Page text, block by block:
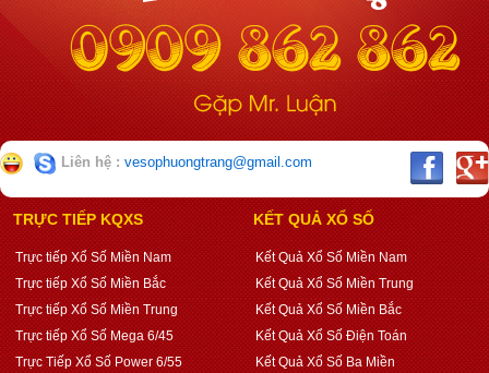
Liên hệ : vesophuongtrang@gmail.com
TRỰC TIẾP KQXS
Trực tiếp Xổ Số Miền Nam
Trực tiếp Xổ Số Miền Bắc
Trực tiếp Xổ Số Miền Trung
Trực tiếp Xổ Số Mega 6/45
Trực Tiếp Xổ Số Power 6/55
KẾT QUẢ XỔ SỐ
Kết Quả Xổ Số Miền Nam
Kết Quả Xổ Số Miền Trung
Kết Quả Xổ Số Miền Bắc
Kết Quả Xổ Số Điện Toán
Kết Quả Xổ Số Ba Miền